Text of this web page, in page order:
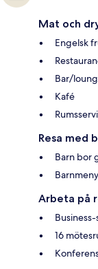
Mat och
Engelsk
Bar/
Kafé
Resa med
Barn bor
Barnmeny
Arbeta på
16